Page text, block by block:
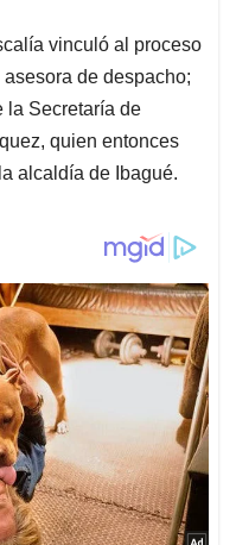
vinculó al proceso
de despacho;
la Secretaría de
quien entonces
alcaldía de Ibagué.